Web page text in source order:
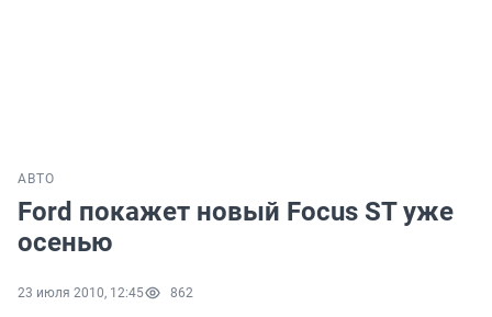
АВТО
Ford покажет новый Focus ST уже
осенью
23 июля 2010, 12:45 862